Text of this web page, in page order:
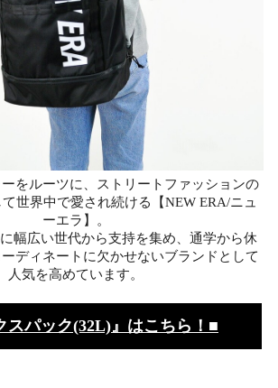
をルーツに、ストリートファッションの
世界中で愛され続ける【NEW ERA/ニュ
ーエラ】。
幅広い世代から支持を集め、通学から休
ディネートに欠かせないブランドとして
人気を高めています。
スパック(32L)』はこちら！■